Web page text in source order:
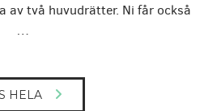
av två huvudrätter. Ni får också
…
HELA